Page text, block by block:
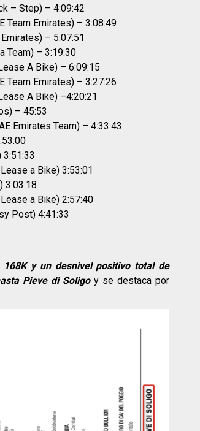
– Step) – 4:09:42
Team Emirates) – 3:08:49
– 5:07:51
Team) – 3:19:30
A Bike) – 6:09:15
Team Emirates) – 3:27:26
A Bike) –4:20:21
– 45:53
Emirates Team) – 4:33:43
a Bike) 3:53:01
3:03:18
a Bike) 2:57:40
Post) 4:41:33
168K y un desnivel positivo total de
Pieve di Soligoy se destaca por